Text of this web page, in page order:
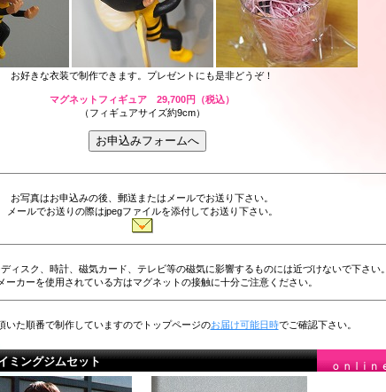
お好きな衣装で制作できます。プレゼントにも是非どうぞ！
マグネットフィギュア 29,700円（税込）
（フィギュアサイズ約9cm）
お写真はお申込みの後、郵送またはメールでお送り下さい。
メールでお送りの際はjpegファイルを添付してお送り下さい。
ィスク、時計、磁気カード、テレビ等の磁気に影響するものには近づけないで下さい。
ーカーを使用されている方はマグネットの接触に十分ご注意ください。
いた順番で制作していますのでトップページのお届け可能日時でご確認下さい。
ミングジムセット